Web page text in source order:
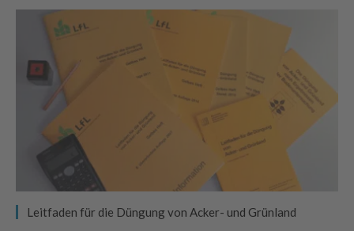
Leitfaden für die Düngung von Acker- und Grünland